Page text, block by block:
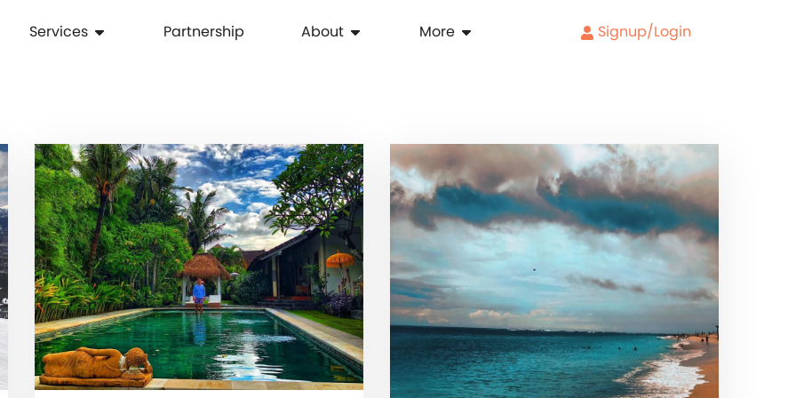
Services Partnership About More Signup/Login